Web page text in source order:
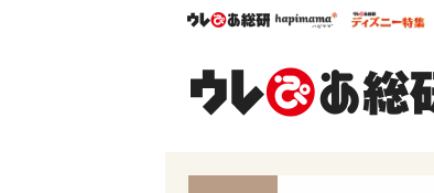
ウレぴあ総研ハピママ*